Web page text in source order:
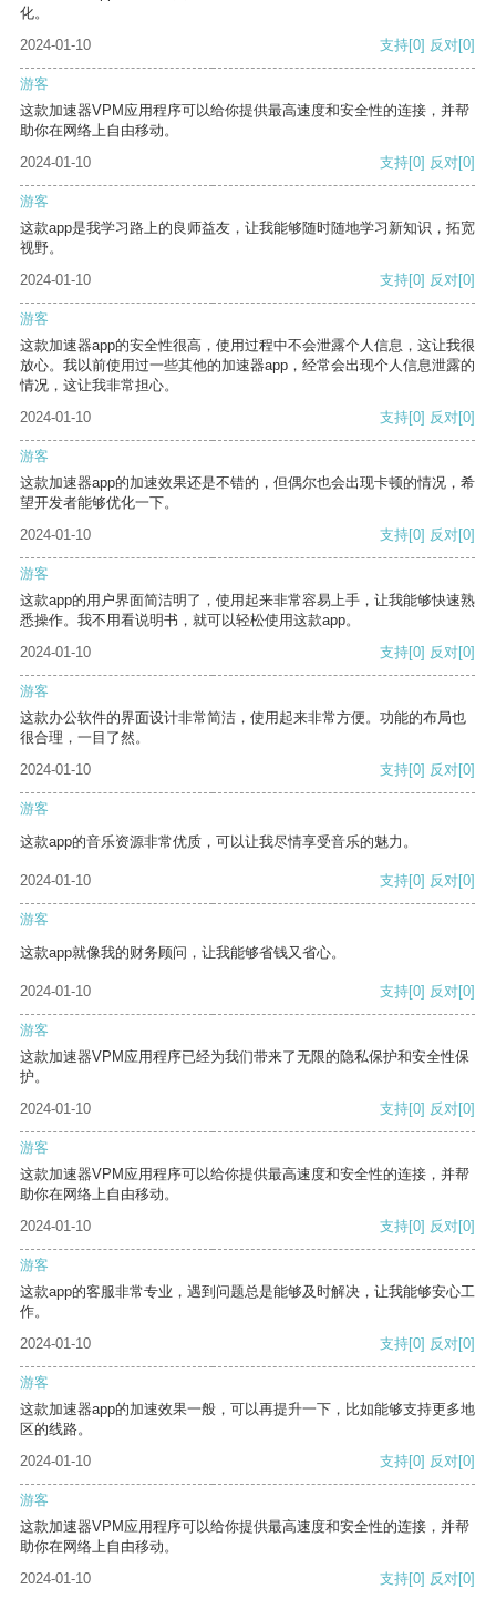
化。
2024-01-10
支持[0] 反对[0]
游客
这款加速器VPM应用程序可以给你提供最高速度和安全性的连接，并帮
助你在网络上自由移动。
2024-01-10
支持[0] 反对[0]
游客
这款app是我学习路上的良师益友，让我能够随时随地学习新知识，拓宽
视野。
2024-01-10
支持[0] 反对[0]
游客
这款加速器app的安全性很高，使用过程中不会泄露个人信息，这让我很
放心。我以前使用过一些其他的加速器app，经常会出现个人信息泄露的
情况，这让我非常担心。
2024-01-10
支持[0] 反对[0]
游客
这款加速器app的加速效果还是不错的，但偶尔也会出现卡顿的情况，希
望开发者能够优化一下。
2024-01-10
支持[0] 反对[0]
游客
这款app的用户界面简洁明了，使用起来非常容易上手，让我能够快速熟
悉操作。我不用看说明书，就可以轻松使用这款app。
2024-01-10
支持[0] 反对[0]
游客
这款办公软件的界面设计非常简洁，使用起来非常方便。功能的布局也
很合理，一目了然。
2024-01-10
支持[0] 反对[0]
游客
这款app的音乐资源非常优质，可以让我尽情享受音乐的魅力。
2024-01-10 支持[0] 反对[0]
游客
这款app就像我的财务顾问，让我能够省钱又省心。
2024-01-10 支持[0] 反对[0]
游客
这款加速器VPM应用程序已经为我们带来了无限的隐私保护和安全性保
护。
2024-01-10
支持[0] 反对[0]
游客
这款加速器VPM应用程序可以给你提供最高速度和安全性的连接，并帮
助你在网络上自由移动。
2024-01-10
支持[0] 反对[0]
游客
这款app的客服非常专业，遇到问题总是能够及时解决，让我能够安心工
作。
2024-01-10
支持[0] 反对[0]
游客
这款加速器app的加速效果一般，可以再提升一下，比如能够支持更多地
区的线路。
2024-01-10
支持[0] 反对[0]
游客
这款加速器VPM应用程序可以给你提供最高速度和安全性的连接，并帮
助你在网络上自由移动。
2024-01-10
支持[0] 反对[0]